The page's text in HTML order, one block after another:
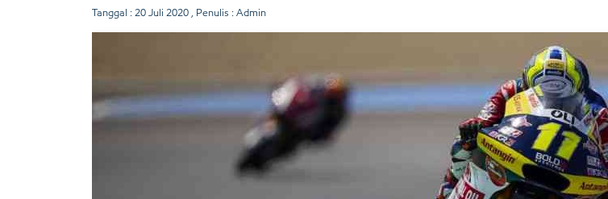
Tanggal : 20 Juli 2020 , Penulis : Admin